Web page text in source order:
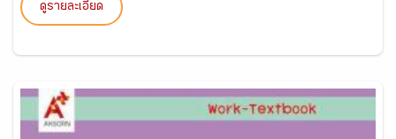
ดูรายละเอียด